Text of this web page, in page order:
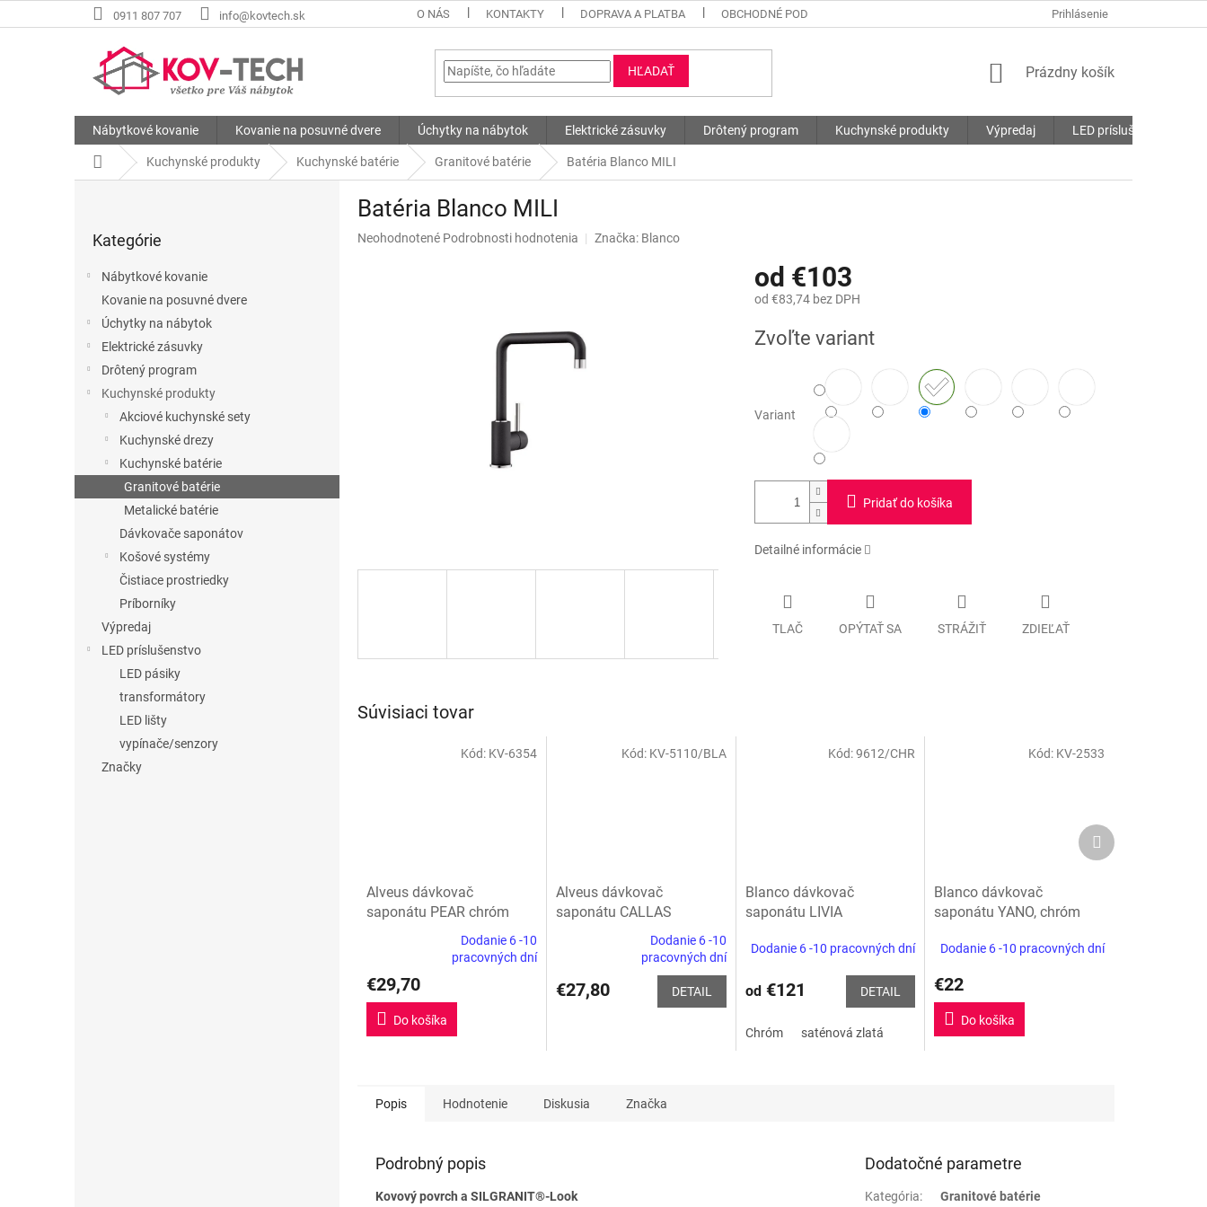
na
0911 807 707 info@kovtech.sk O NÁS KONTAKTY DOPRAVA A PLATBA OBCHODNÉ PODMIENKY SÚBORY COOKIES
Prihlásenie
HĽADAŤ
NÁKUPNÝ
Prázdny košík
Nábytkové kovanie Kovanie na posuvné dvere Úchytky na nábytok Elektrické zásuvky Drôtený program Kuchynské produkty Výpredaj LED príslušenstvo
DomovKuchynské produkty Kuchynské batérie Granitové batérie Batéria Blanco MILI
kategórie
Kategórie
Nábytkové kovanie
Kovanie na posuvné dvere
Úchytky na nábytok
Elektrické zásuvky
Drôtený program
Kuchynské produkty
Akciové kuchynské sety
Kuchynské drezy
Kuchynské batérie
Granitové batérie
Metalické batérie
Dávkovače saponátov
Košové systémy
Čistiace prostriedky
Príborníky
Výpredaj
LED príslušenstvo
LED pásiky
transformátory
LED lišty
vypínače/senzory
Značky
Batéria Blanco MILI
Priemerné
Neohodnotené Podrobnosti hodnotenia Značka: Blanco
od €103
od €83,74bez DPH
cena:
Zvoľte variant
Variant
Pridať do košíka
Detailné informácie
TLAČ OPÝTAŤ SA STRÁŽIŤ ZDIEĽAŤ
Súvisiaci tovar
Alveus dávkovač
saponátu PEAR chróm
produktu
je
z
Dodanie 6 -10
pracovných dní
€29,70
Do košíka
Kód: KV-6354
Alveus dávkovač
saponátu CALLAS
produktu
Dodanie 6 -10
pracovných dní
€27,80 DETAIL
Kód: KV-5110/BLA
Blanco dávkovač
saponátu LIVIA
Dodanie 6 -10 pracovných dní
od€121 DETAIL
Chróm saténová zlatá
Kód:9612/CHR
Blanco dávkovač
saponátu YANO, chróm
Dodanie 6 -10 pracovných dní
€22
Do košíka
Kód: KV-2533
Ďalší
produkt
Popis Hodnotenie Diskusia Značka
Podrobný popis
Kovový povrch a SILGRANIT®-Look
Dodatočné parametre
Kategória:
Granitové batérie